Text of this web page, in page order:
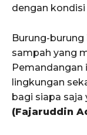
dengan
Burung-
sampah yang
lingkungan
bagi siapa saja
(Fajaruddin